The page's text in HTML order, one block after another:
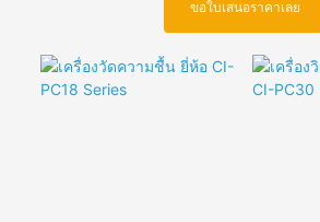
ขอใบเสนอราคาเลย